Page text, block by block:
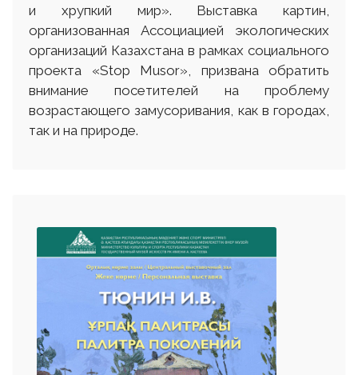
и хрупкий мир». Выставка картин,
организованная Ассоциацией экологических
организаций Казахстана в рамках социального
проекта «Stop Musor», призвана обратить
внимание посетителей на проблему
возрастающего замусоривания, как в городах,
так и на природе.